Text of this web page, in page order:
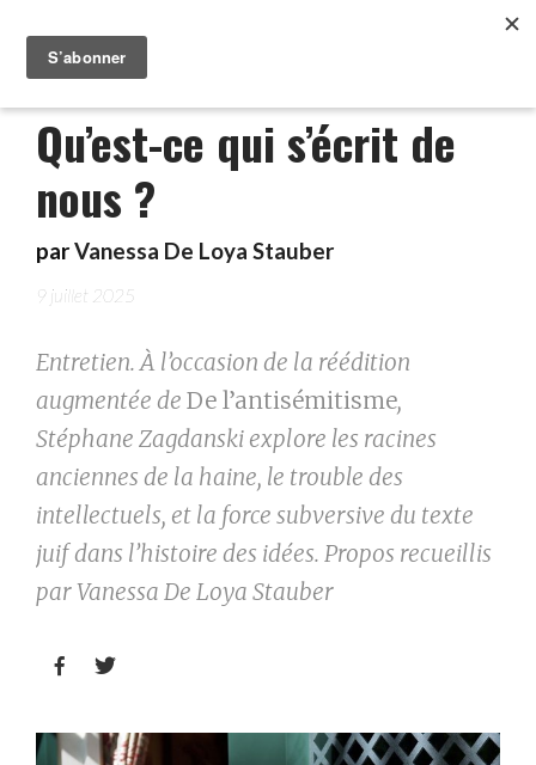
Qu’est-ce qui s’écrit de
nous ?
parVanessa De Loya Stauber
9 juillet 2025
Entretien. À l’occasion de la réédition
augmentée de De l’antisémitisme,
Stéphane Zagdanski explore les racines
anciennes de la haine, le trouble des
intellectuels, et la force subversive du texte
juif dans l’histoire des idées. Propos recueillis
par Vanessa De Loya Stauber
 